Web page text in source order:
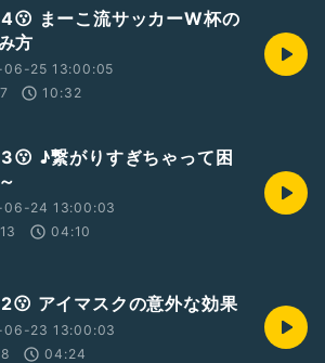
まーこ流サッカーW杯の
方
06-25 13:00:05
10:32
♪繋がりすぎちゃって困
06-24 13:00:03
04:10
アイマスクの意外な効果
06-23 13:00:03
04:24